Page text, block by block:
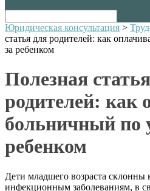
Юридическая консультация >
статья для родителей: как
за ребенком
Полезная
родителей: как
больничный по
ребенком
Дети младшего возраста склонны
инфекционным заболеваниям, в